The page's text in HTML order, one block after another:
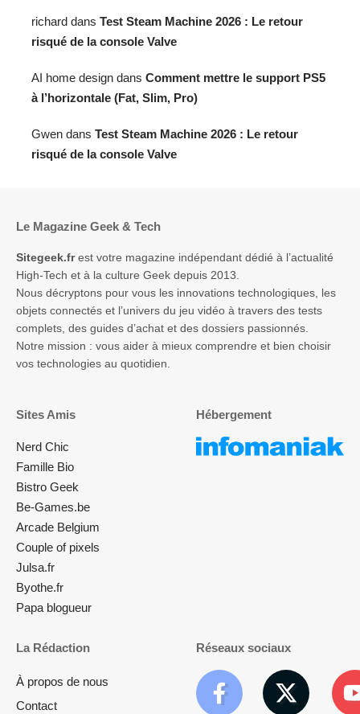
richard dans Test Steam Machine 2026 : Le retour
risqué de la console Valve
AI home design dans Comment mettre le support PS5
à l’horizontale (Fat, Slim, Pro)
Gwen dans Test Steam Machine 2026 : Le retour
risqué de la console Valve
Le Magazine Geek & Tech
Sitegeek.frest votre magazine indépendant dédié à l’actualité
High-Tech et à la culture Geek depuis 2013.
Nous décryptons pour vous les innovations technologiques, les
objets connectés et l’univers du jeu vidéo à travers des tests
complets, des guides d’achat et des dossiers passionnés.
Notre mission : vous aider à mieux comprendre et bien choisir
vos technologies au quotidien.
Sites Amis
Nerd Chic
Famille Bio
Bistro Geek
Be-Games.be
Arcade Belgium
Couple of pixels
Julsa.fr
Byothe.fr
Papa blogueur
Hébergement
La Rédaction
À propos de nous
Contact
Réseaux sociaux